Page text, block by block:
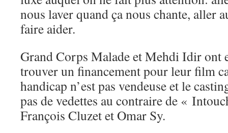
nous laver quand ça nous chante, aller
faire aider.
Grand Corps Malade et Mehdi Idir ont
trouver un financement pour leur film
handicap n’est pas vendeuse et le
pas de vedettes au contraire de «
François Cluzet et Omar Sy.